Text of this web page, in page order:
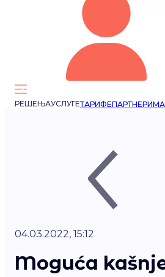
РЕШЕЊАУСЛУГЕТАРИФЕПАРТНЕРИМА
04.03.2022, 15:12
Moguća